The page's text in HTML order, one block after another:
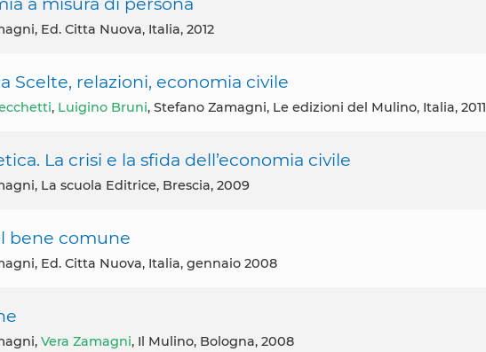
Ed. Citta Nuova, Italia, 2012
Scelte, relazioni, economia civile
, Luigino Bruni, Stefano Zamagni, Le edizioni del Mulino, Italia, 2011
La crisi e la sfida dell’economia civile
La scuola Editrice, Brescia, 2009
bene comune
Ed. Citta Nuova, Italia, gennaio 2008
Vera Zamagni, Il Mulino, Bologna, 2008